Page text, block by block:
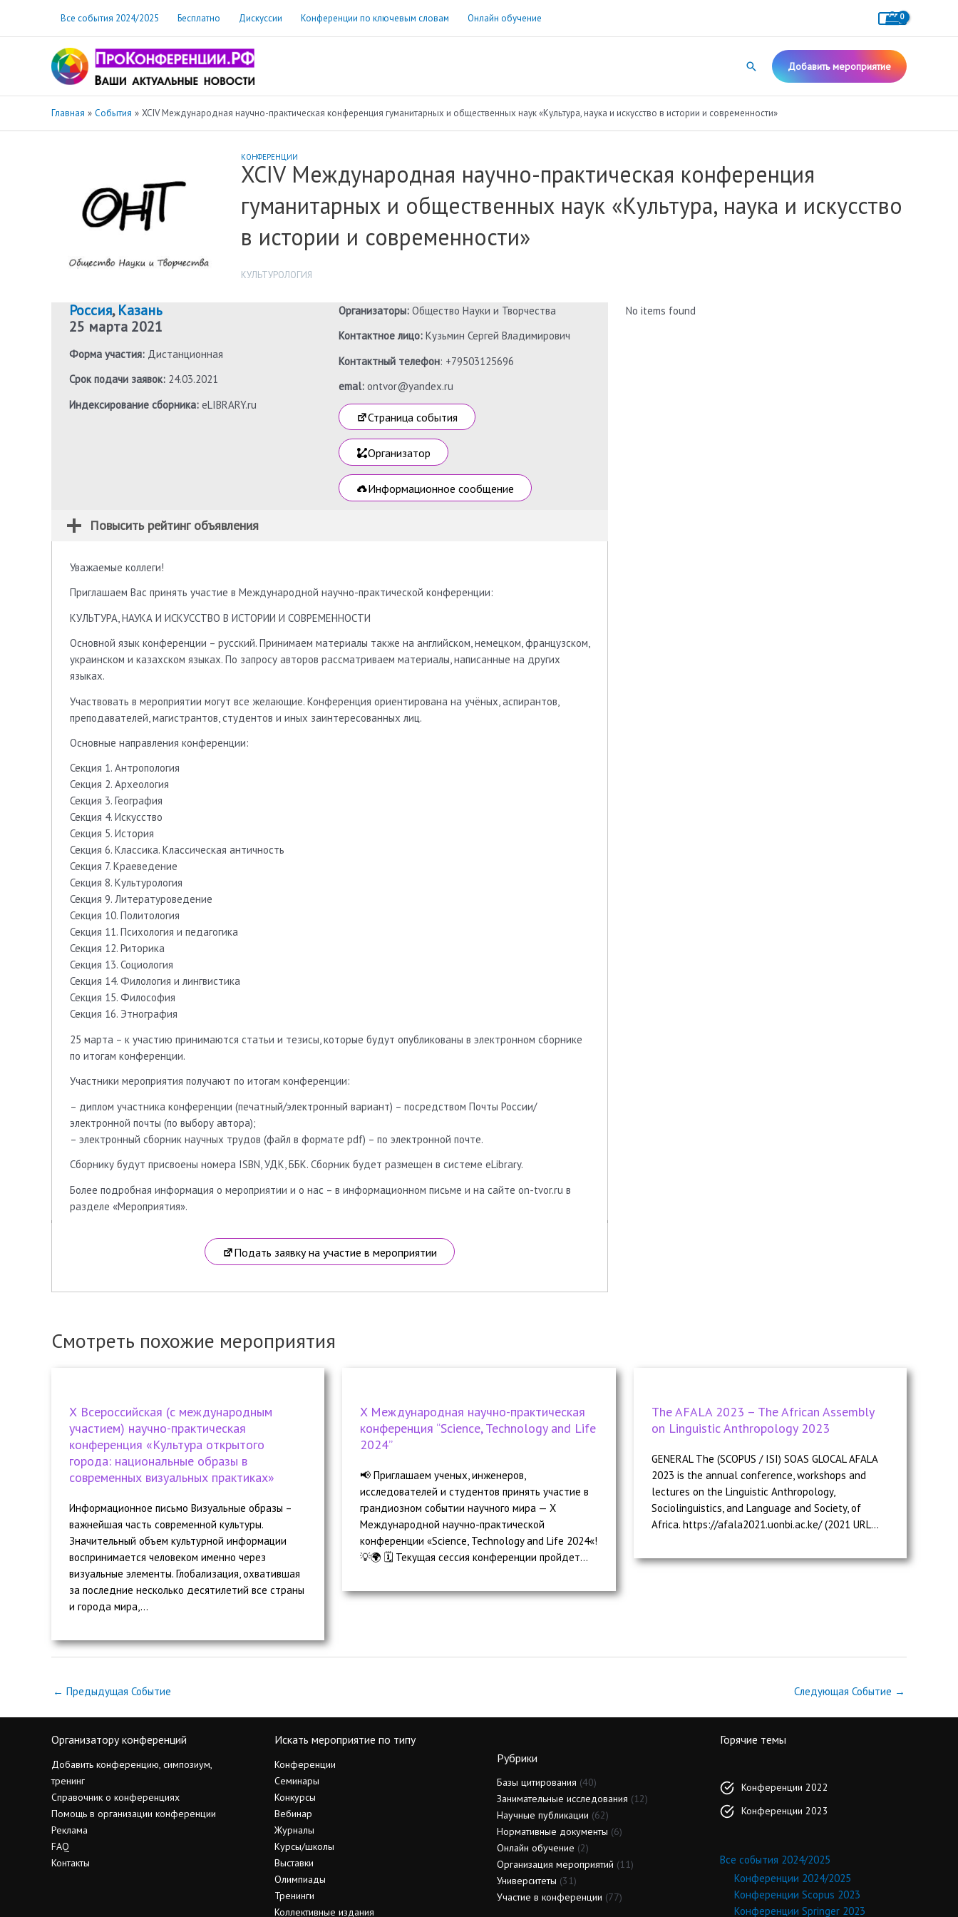
содержимому
Все события 2024/2025 Бесплатно Дискуссии Конференции по ключевым словам Онлайн обучение
Поиск Добавить мероприятие
Главная События XCIV Международная научно-практическая конференция гуманитарных и общественных наук «Культура, наука и искусство в истории и современности»
КОНФЕРЕНЦИИ
XCIV Международная научно-практическая конференция
гуманитарных и общественных наук «Культура, наука и искусство
в истории и современности»
КУЛЬТУРОЛОГИЯ
Россия,Казань
25 марта 2021
Форма участия: Дистанционная
Срок подачи заявок: 24.03.2021
Индексирование сборника: eLIBRARY.ru
Организаторы: Общество Науки и Творчества
Контактное лицо: Кузьмин Сергей Владимирович
Контактный телефон: +79503125696
emal:ontvor@yandex.ru
Страница события
Организатор
Информационное сообщение
Повысить рейтинг объявления
Уважаемые коллеги!
Приглашаем Вас принять участие в Международной научно-практической конференции:
КУЛЬТУРА, НАУКА И ИСКУССТВО В ИСТОРИИ И СОВРЕМЕННОСТИ
Основной язык конференции – русский. Принимаем материалы также на английском, немецком, французском,
украинском и казахском языках. По запросу авторов рассматриваем материалы, написанные на других
языках.
Участвовать в мероприятии могут все желающие. Конференция ориентирована на учёных, аспирантов,
преподавателей, магистрантов, студентов и иных заинтересованных лиц.
Основные направления конференции:
Секция 1. Антропология
Секция 2. Археология
Секция 3. География
Секция 4. Искусство
Секция 5. История
Секция 6. Классика. Классическая античность
Секция 7. Краеведение
Секция 8. Культурология
Секция 9. Литературоведение
Секция 10. Политология
Секция 11. Психология и педагогика
Секция 12. Риторика
Секция 13. Социология
Секция 14. Филология и лингвистика
Секция 15. Философия
Секция 16. Этнография
25 марта – к участию принимаются статьи и тезисы, которые будут опубликованы в электронном сборнике
по итогам конференции.
Участники мероприятия получают по итогам конференции:
– диплом участника конференции (печатный/электронный вариант) – посредством Почты России/
электронной почты (по выбору автора);
– электронный сборник научных трудов (файл в формате pdf) – по электронной почте.
Сборнику будут присвоены номера ISBN, УДК, ББК. Сборник будет размещен в системе eLibrary.
Более подробная информация о мероприятии и о нас – в информационном письме и на сайте on-tvor.ru в
разделе «Мероприятия».
Подать заявку на участие в мероприятии
No items found
Смотреть похожие мероприятия
Х Всероссийская (с международным
участием) научно-практическая
конференция «Культура открытого
города: национальные образы в
современных визуальных практиках»
Информационное письмо Визуальные образы –
важнейшая часть современной культуры.
Значительный объем культурной информации
воспринимается человеком именно через
визуальные элементы. Глобализация, охватившая
за последние несколько десятилетий все страны
и города мира,...
X Международная научно-практическая
конференция “Science, Technology and Life
2024”
📢 Приглашаем ученых, инженеров,
исследователей и студентов принять участие в
грандиозном событии научного мира — X
Международной научно-практической
конференции «Science, Technology and Life 2024«!
💡🌍 🗓️ Текущая сессия конференции пройдет...
The AFALA 2023 – The African Assembly
on Linguistic Anthropology 2023
GENERAL The (SCOPUS / ISI) SOAS GLOCAL AFALA
2023 is the annual conference, workshops and
lectures on the Linguistic Anthropology,
Sociolinguistics, and Language and Society, of
Africa. https://afala2021.uonbi.ac.ke/ (2021 URL...
← Предыдущая Событие Следующая Событие →
Организатору конференций
Добавить конференцию, симпозиум,
тренинг
Справочник о конференциях
Помощь в организации конференции
Реклама
FAQ
Контакты
Искать мероприятие по типу
Конференции
Семинары
Конкурсы
Вебинар
Журналы
Курсы/школы
Выставки
Олимпиады
Тренинги
Коллективные издания
Рубрики
Базы цитирования (40)
Занимательные исследования (12)
Научные публикации (62)
Нормативные документы (6)
Онлайн обучение (2)
Организация мероприятий (11)
Университеты (31)
Участие в конференции (77)
Горячие темы
Конференции 2022
Конференции 2023
Все события 2024/2025
Конференции 2024/2025
Конференции Scopus 2023
Конференции Springer 2023